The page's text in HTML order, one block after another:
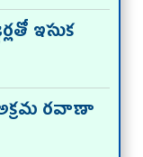
ఇసుక
అక్రమ రవాణా